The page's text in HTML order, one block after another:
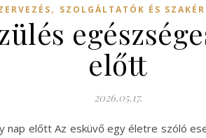
, SZOLGÁLTATÓK ÉS
előtt
2026.05.17.
nap előtt Az esküvő egy életre szóló